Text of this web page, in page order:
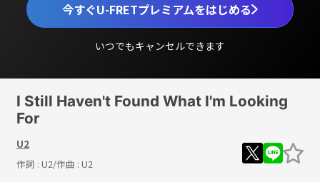
今すぐU-FRETプレミアムをはじめる
いつでもキャンセルできます
I Still Haven't Found What I'm Looking
For
U2
作詞 : U2/作曲 : U2